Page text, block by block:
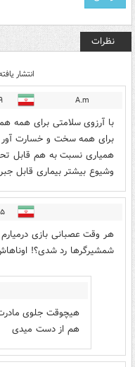
نظرات
انتشار
A.m
با آرزوی سلامتی برای همه
برای همه سخت و خسارت آور
همیاری نسبت به هم قابل
وشیوع بیشتر بیماری قابل
هر وقت عصبانی بازی درمیارم
شمشیرگرها رد شدی؟!
هیچوقت جلوی
هم از دست میدی